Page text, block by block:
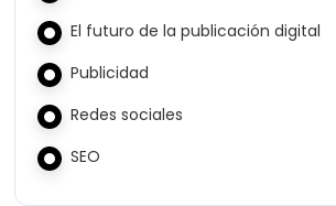
El futuro de la publicación digital
Publicidad
Redes sociales
SEO